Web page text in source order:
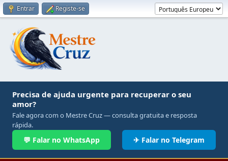
Entrar Registe-se
Precisa de ajuda urgente para recuperar o seu
amor?
Fale agora com o Mestre Cruz — consulta gratuita e resposta
rápida.
💬 Falar no WhatsApp ✈ Falar no Telegram